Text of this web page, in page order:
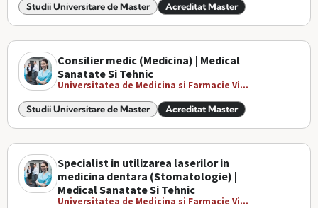
Studii Universitare de Master Acreditat Master
Consilier medic (Medicina) | Medical
Sanatate Si Tehnic
Universitatea de Medicina si Farmacie Vi...
Studii Universitare de Master Acreditat Master
Specialist in utilizarea laserilor in
medicina dentara (Stomatologie) |
Medical Sanatate Si Tehnic
Universitatea de Medicina si Farmacie Vi...